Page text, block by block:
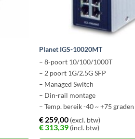
Planet IGS-10020MT
– 8-poort 10/100/1000T
– 2 poort 1G/2.5G SFP
– Managed Switch
– Din-rail montage
– Temp. bereik -40 ~ +75 graden
€259,00(excl. btw)
€313,39(incl. btw)